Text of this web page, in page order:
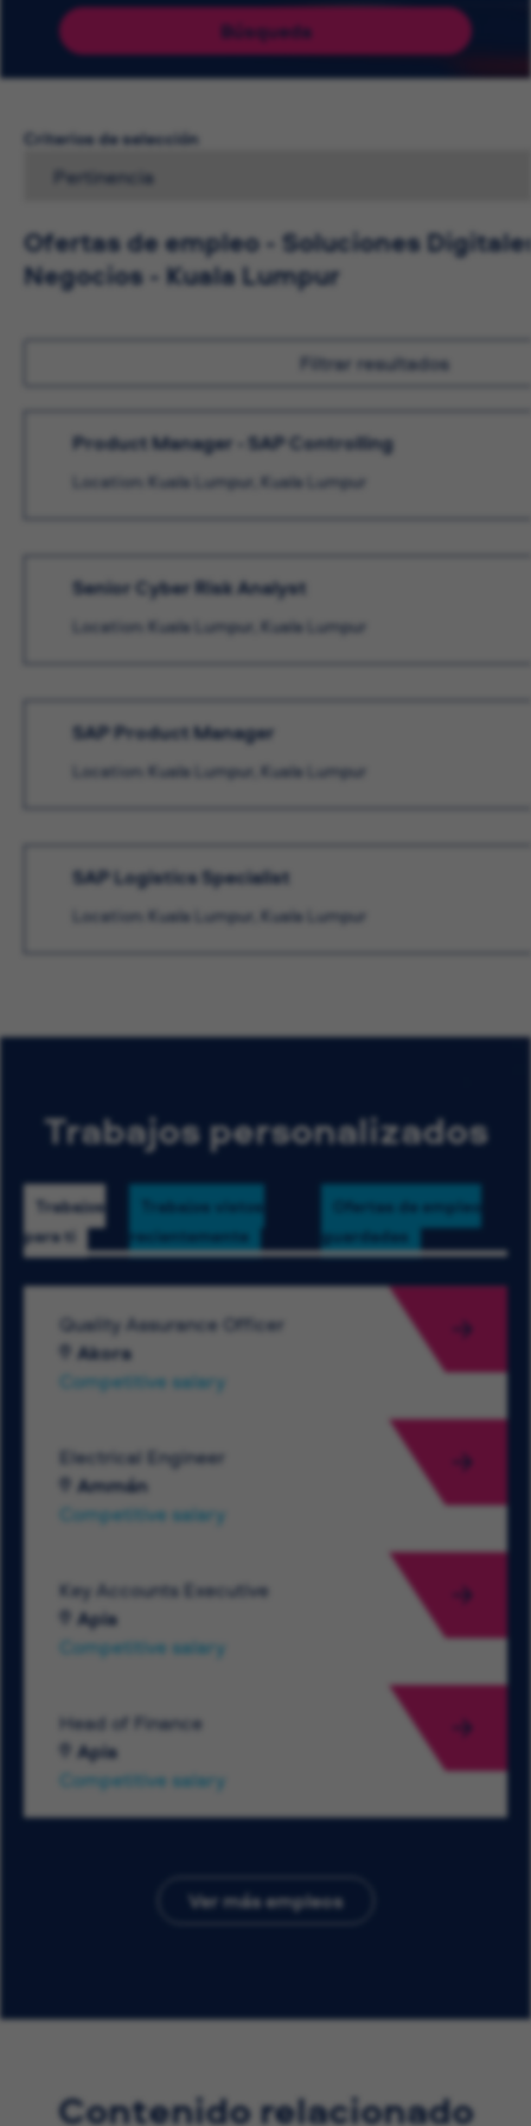
Búsqueda
Criterios de selección
Ofertas de empleo - Soluciones
Negocios - Kuala Lumpur
Filtrar resultados
Product Manager - SAP Controlling
Location: Kuala Lumpur, Kuala Lumpur
Senior Cyber Risk Analyst
Location: Kuala Lumpur, Kuala Lumpur
SAP Product Manager
Location: Kuala Lumpur, Kuala Lumpur
SAP Logistics Specialist
Location: Kuala Lumpur, Kuala Lumpur
Trabajos personalizados
Trabajos
para ti
Trabajos vistos
recientemente
Ofertas de empleo
guardadas
Quality Assurance Officer
Akora
Competitive salary
Electrical Engineer
Ammán
Competitive salary
Key Accounts Executive
Apia
Competitive salary
Head of Finance
Apia
Competitive salary
Ver más empleos
Contenido relacionado